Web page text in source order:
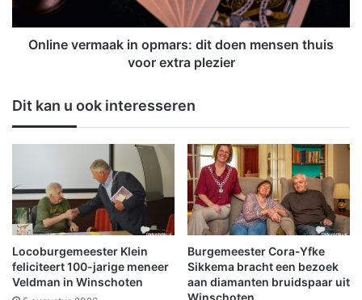
d
e
e
n
D
e
b
o
r
g
i
n
e
r
i
n
o
a
r
s
:
d
i
Online vermaak in opmars: dit doen mensen thuis
voor extra plezier
Dit kan u ook interesseren
Locoburgemeester Klein
feliciteert 100-jarige meneer
Veldman in Winschoten
Burgemeester Cora-Yfke
Sikkema bracht een bezoek
aan diamanten bruidspaar uit